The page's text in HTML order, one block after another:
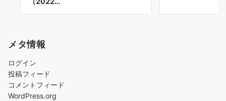
メタ情報
ログイン
投稿フィード
コメントフィード
WordPress.org